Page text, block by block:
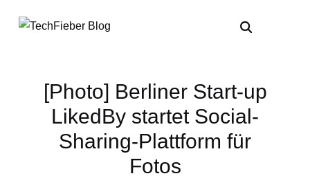
[Photo] Berliner Start-up
LikedBy startet Social-
Sharing-Plattform für
Fotos